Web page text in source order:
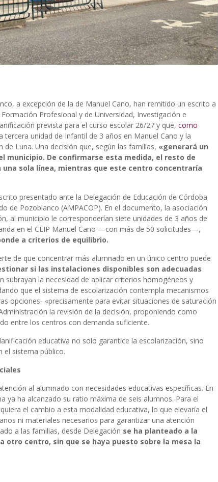
a excepción de la de Manuel Cano, han remitido un escrito a
Profesional y de Universidad, Investigación e
prevista para el curso escolar 26/27 y que, como
tercera unidad de Infantil de 3 años en Manuel Cano y la
de Luna. Una decisión que, según las familias, «generará un
municipio. De confirmarse esta medida, el resto de
sola línea, mientras que este centro concentraría
presentado ante la Delegación de Educación de Córdoba
de Pozoblanco (AMPACOP). En el documento, la asociación
al municipio le corresponderían siete unidades de 3 años de
en el CEIP Manuel Cano —con más de 50 solicitudes—,
a criterios de equilibrio.
de que concentrar más alumnado en un único centro puede
si las instalaciones disponibles son adecuadas
subrayan la necesidad de aplicar criterios homogéneos y
que el sistema de escolarización contempla mecanismos
opciones- «precisamente para evitar situaciones de saturación
la revisión de la decisión, proponiendo como
entre los centros con demanda suficiente.
educativa no solo garantice la escolarización, sino
el sistema público.
al alumnado con necesidades educativas específicas. En
ya ha alcanzado su ratio máxima de seis alumnos. Para el
el cambio a esta modalidad educativa, lo que elevaría el
ni materiales necesarios para garantizar una atención
a las familias, desde Delegación se ha planteado a la
otro centro, sin que se haya puesto sobre la mesa la